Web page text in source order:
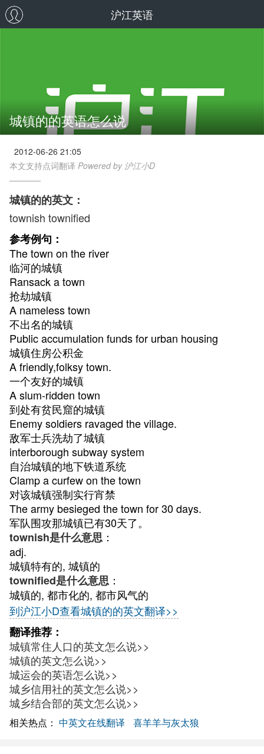
沪江英语
城镇的的英语怎么说
2012-06-26 21:05
本文支持点词翻译 Powered by 沪江小D
城镇的的英文：
townish townified
参考例句：
The town on the river
临河的城镇
Ransack a town
抢劫城镇
A nameless town
不出名的城镇
Public accumulation funds for urban housing
城镇住房公积金
A friendly,folksy town.
一个友好的城镇
A slum-ridden town
到处有贫民窟的城镇
Enemy soldiers ravaged the village.
敌军士兵洗劫了城镇
interborough subway system
自治城镇的地下铁道系统
Clamp a curfew on the town
对该城镇强制实行宵禁
The army besieged the town for 30 days.
军队围攻那城镇已有30天了。
townish是什么意思 ：
adj.
城镇特有的, 城镇的
townified是什么意思 ：
城镇的, 都市化的, 都市风气的
到沪江小D查看城镇的的英文翻译>>
翻译推荐：
城镇常住人口的英文怎么说>>
城镇的英文怎么说>>
城运会的英语怎么说>>
城乡信用社的英文怎么说>>
城乡结合部的英文怎么说>>
相关热点： 中英文在线翻译 喜羊羊与灰太狼